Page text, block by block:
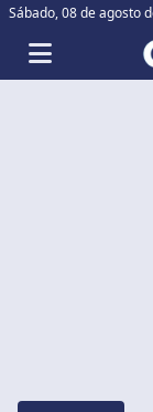
Sábado,08 de agosto